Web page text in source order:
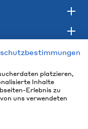
platzieren,
Inhalte
Erlebnis zu
uns verwendeten